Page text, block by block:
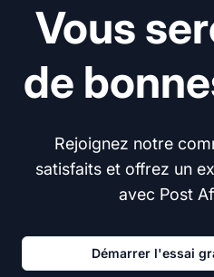
Vous
de
Rejoignez notre
satisfaits et offrez un
avec Post
Démarrer l'essai